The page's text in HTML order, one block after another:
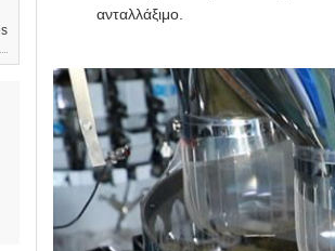
ανταλλάξιμο.